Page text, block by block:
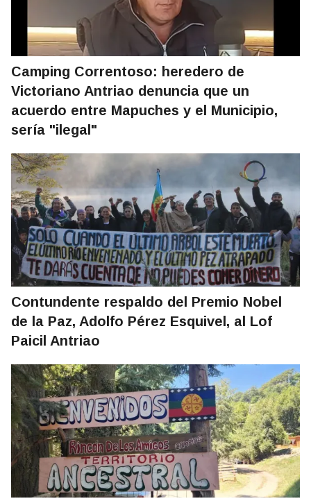
Camping Correntoso: heredero de
Victoriano Antriao denuncia que un
acuerdo entre Mapuches y el Municipio,
sería "ilegal"
Contundente respaldo del Premio Nobel
de la Paz, Adolfo Pérez Esquivel, al Lof
Paicil Antriao